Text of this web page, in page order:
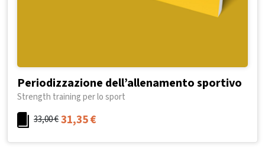
Periodizzazione dell’allenamento sportivo
Strength training per lo sport
33,00€31,35€